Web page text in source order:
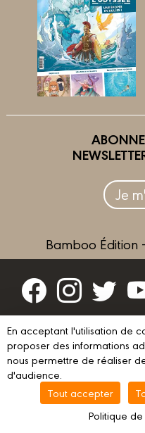
Je
Bamboo Édition
© 2023 GRAND ANGLE
Vie privée
En acceptant l'utilisation de
proposer des informations
nous permettre de réaliser
d'audience.
Tout accepter
Politique